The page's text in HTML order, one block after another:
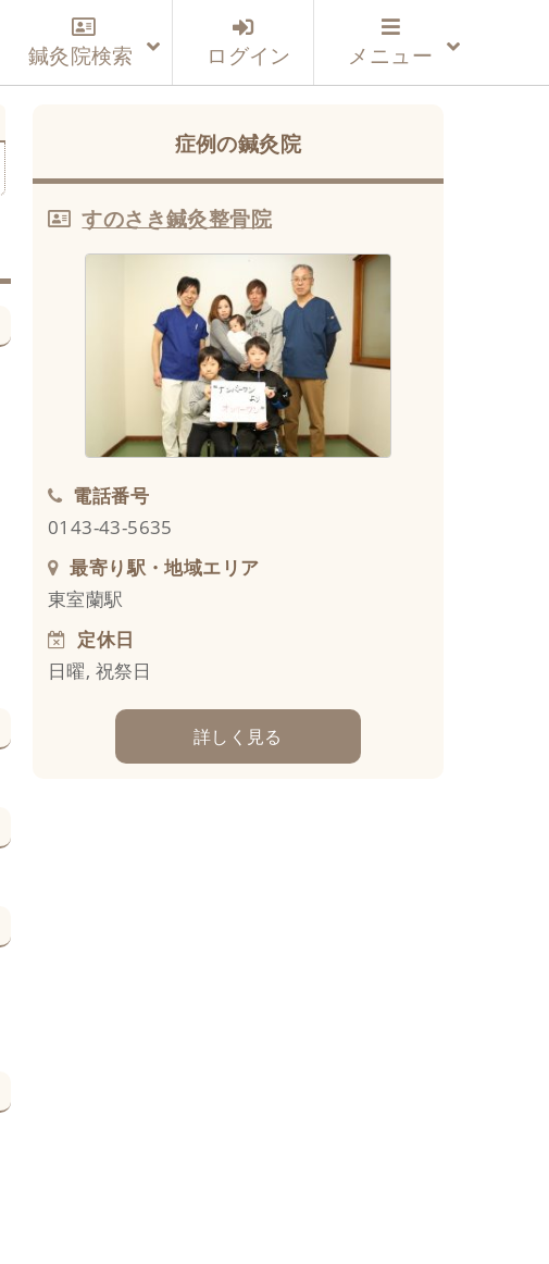
鍼灸院検索 ログイン メニュー
症例の鍼灸院
すのさき鍼灸整骨院
電話番号
0143-43-5635
最寄り駅・地域エリア
東室蘭駅
定休日
日曜, 祝祭日
詳しく見る